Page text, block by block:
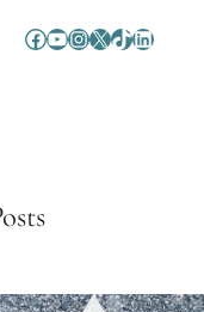
Facebook YouTube InstagramX TikTok LinkedIn